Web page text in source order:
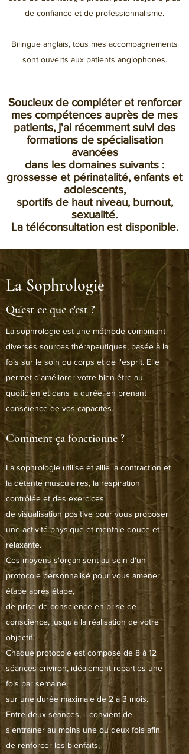
de confiance et de professionnalisme.
Bilingue anglais, tous mes accompagnements
sont ouverts aux patients anglophones.
Soucieux de compléter et renforcer
mes compétences auprès de mes
patients, j'ai récemment suivi des
formations de spécialisation
avancées
dans les domaines suivants :
grossesse et périnatalité, enfants et
adolescents,
sportifs de haut niveau, burnout,
sexualité.
La téléconsultation est disponible.
La Sophrologie
Qu'est ce que c'est ?
La sophrologie est une méthode combinant
diverses sources thérapeutiques, basée à la
fois sur le soin du corps et de l'esprit. Elle
permet d'améliorer votre bien-être au
quotidien et dans la durée, en prenant
conscience de vos capacités.
Comment ça fonctionne ?
La sophrologie utilise et allie la contraction et
la détente musculaires, la respiration
contrôlée et des exercices
de visualisation positive pour vous proposer
une activité physique et mentale douce et
relaxante.
Ces moyens s'organisent au sein d'un
protocole personnalisé pour vous amener,
étape après étape,
de prise de conscience en prise de
conscience, jusqu'à la réalisation de votre
objectif.
Chaque protocole est composé de 8 à 12
séances environ, idéalement reparties une
fois par semaine,
sur une durée maximale de 2 à 3 mois.
Entre deux séances, il convient de
s'entraîner au moins une ou deux fois afin
de renforcer les bienfaits,